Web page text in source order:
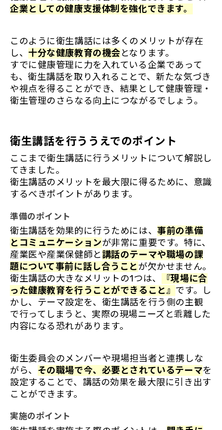
企業としての健康支援体制を強化できます。
このように衛生講話には多くのメリットが存在
し、十分な健康教育の機会となります。
すでに健康管理に力を入れている企業であって
も、衛生講話を取り入れることで、新たな気づき
や視点を得ることができ、結果として健康管理・
衛生管理のさらなる向上につながるでしょう。
衛生講話を行ううえでのポイント
ここまで衛生講話に行うメリットについて解説し
てきました。
衛生講話のメリットを最大限に得るために、意識
するべきポイントがあります。
準備のポイント
衛生講話を効果的に行うためには、事前の準備
とコミュニケーションが非常に重要です。特に、
産業医や産業保健師と講話のテーマや職場の課
題について事前に話し合うこと が欠かせません。
衛生講話の大きなメリットの1つは、
『現場に合
った健康教育を行うことができること』 です。し
かし、テーマ設定を、衛生講話を行う側の主観
で行ってしまうと、 実際の現場ニーズと乖離した
内容になる恐れがあります。
衛生委員会のメンバーや現場担当者と連携しな
がら、 その職場で今、必要とされているテーマを
設定することで、講話の効果を最大限に引き出す
ことができます。
実施のポイント